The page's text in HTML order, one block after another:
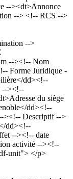
--><dt>Annonce
--> <!-- RCS -->
-->
--><!-- Nom
Forme Juridique -
dd><!--
--><!--
du siège
dd><!--
><!-- Descriptif -->
dd><!--
--><!-- date
activité --><!--
unit"> </p>